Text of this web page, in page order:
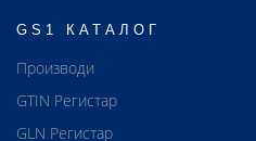
GS1 КАТАЛОГ
Производи
GTIN Регистар
GLN Регистар